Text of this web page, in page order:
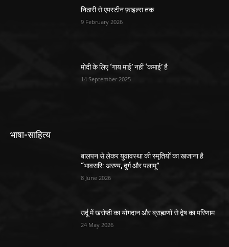
निठारी से एपस्टीन फ़ाइल्स तक
9 February 2026
मोदी के लिए ‘गाय माई’ नहीं ‘कमाई’ है
14 September 2025
भाषा-साहित्य
बालपन से लेकर युवावस्था की स्मृतियों का खजाना है
“भावसरि: अरण्य, दुर्ग और पलामू”
8 June 2026
उर्दू में खरोष्ठी का योगदान और ब्राह्मणों से द्वेष का परिणाम
24 May 2026